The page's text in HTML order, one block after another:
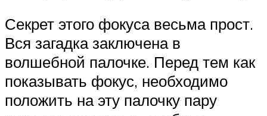
Секрет этого фокуса весьма прост.
Вся загадка заключена в
волшебной палочке. Перед тем как
показывать фокус, необходимо
положить на эту палочку пару